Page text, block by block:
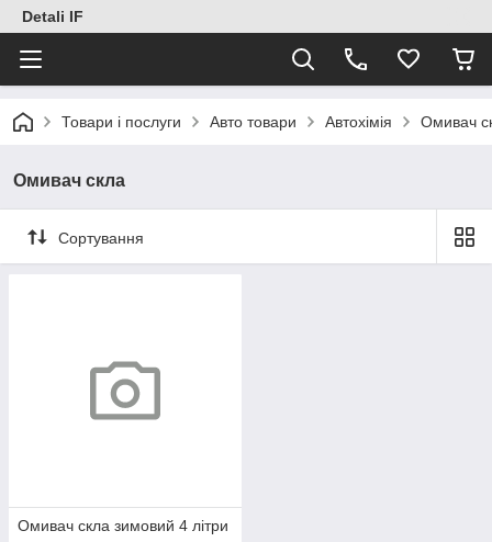
Detali IF
Товари і послуги Авто товари Автохімія Омивач
Омивач скла
Сортування
Омивач скла зимовий 4 літри